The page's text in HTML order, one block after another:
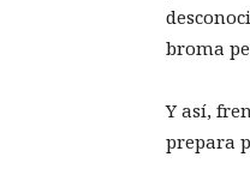
broma
Y así,
prepara